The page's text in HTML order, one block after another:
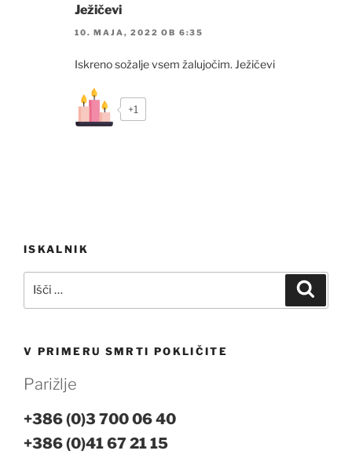
Ježičevi
10. MAJA, 2022 OB 6:35
Iskreno sožalje vsem žalujočim. Ježičevi
+1
Navigacija
ISKALNIK
V PRIMERU SMRTI POKLIČITE
Parižlje
+386 (0)3 700 06 40
+386 (0)41 67 21 15